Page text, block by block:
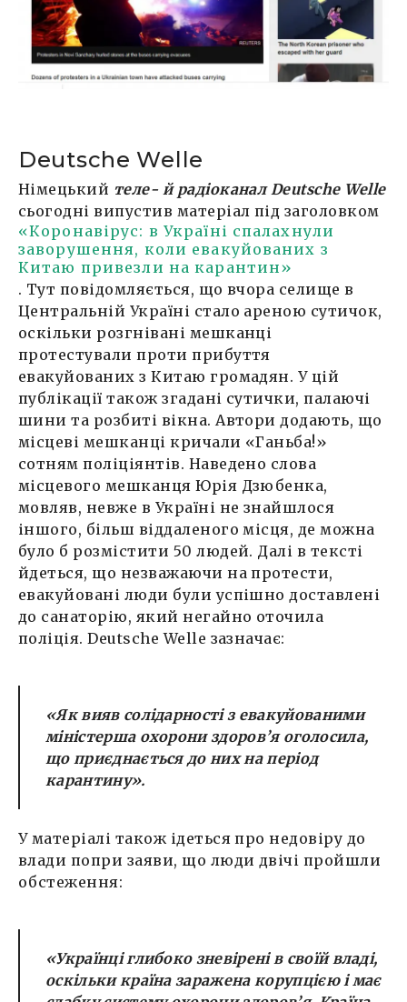
Deutsche Welle
Німецький теле- й радіоканал Deutsche Welle
сьогодні випустив матеріал під заголовком
«Коронавірус: в Україні спалахнули
заворушення, коли евакуйованих з
Китаю привезли на карантин»
. Тут повідомляється, що вчора селище в
Центральній Україні стало ареною сутичок,
оскільки розгнівані мешканці
протестували проти прибуття
евакуйованих з Китаю громадян. У цій
публікації також згадані сутички, палаючі
шини та розбиті вікна. Автори додають, що
місцеві мешканці кричали «Ганьба!»
сотням поліціянтів. Наведено слова
місцевого мешканця Юрія Дзюбенка,
мовляв, невже в Україні не знайшлося
іншого, більш віддаленого місця, де можна
було б розмістити 50 людей. Далі в тексті
йдеться, що незважаючи на протести,
евакуйовані люди були успішно доставлені
до санаторію, який негайно оточила
поліція. Deutsche Welle зазначає:
«Як вияв солідарності з евакуйованими
міністерша охорони здоров’я оголосила,
що приєднається до них на період
карантину».
У матеріалі також ідеться про недовіру до
влади попри заяви, що люди двічі пройшли
обстеження:
«Українці глибоко зневірені в своїй владі,
оскільки країна заражена корупцією і має